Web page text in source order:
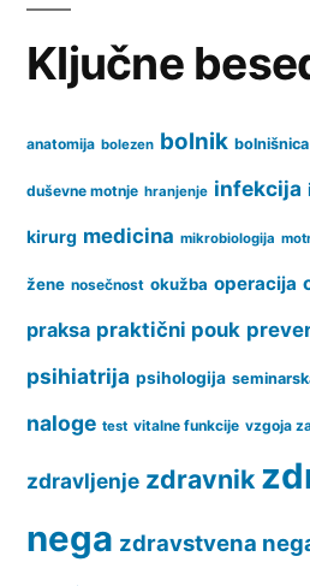
pri
Ključne
anatomija bolezen bolnik bolnišnica
duševne motnje hranjenje infekcija
kirurg medicina mikrobiologija
žene nosečnost okužba operacija
praksa praktični pouk
psihiatrija psihologija
naloge test vitalne funkcije vzgoja
zdravljenje zdravnik
nega zdravstvena